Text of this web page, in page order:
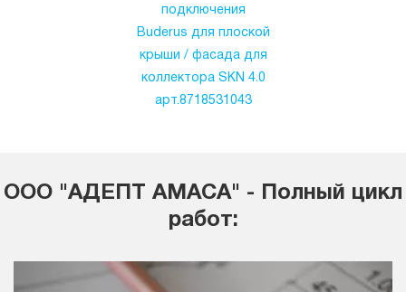
подключения
Buderus для плоской
крыши / фасада для
коллектора SKN 4.0
арт.8718531043
ООО "АДЕПТ АМАСА" - Полный цикл
работ: